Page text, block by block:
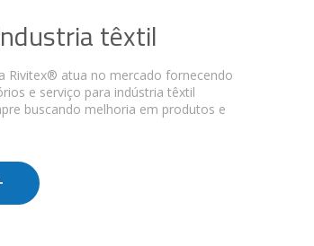
têxtil
Rivitex® atua no mercado fornecendo
e serviço para indústria têxtil
buscando melhoria em produtos e